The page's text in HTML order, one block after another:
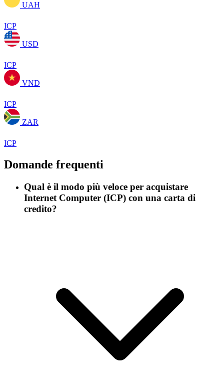
UAH
ICP
USD
ICP
VND
ICP
ZAR
ICP
Domande frequenti
Qual è il modo più veloce per acquistare
Internet Computer (ICP) con una carta di
credito?